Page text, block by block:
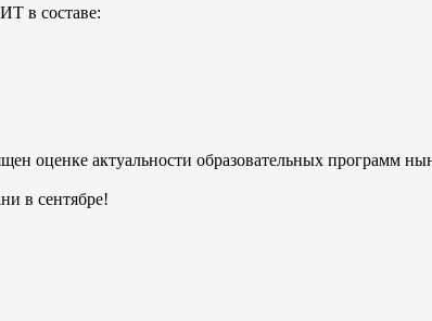
в составе:
оценке актуальности образовательных программ
в сентябре!